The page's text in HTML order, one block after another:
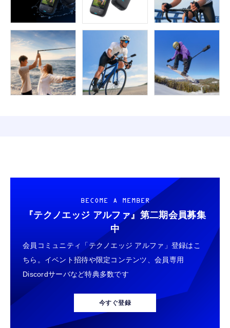
BECOME A MEMBER
『テクノエッジ アルファ』 第二期会員募集
中
会員コミュニティ「テクノエッジ アルファ」登録はこ
ちら。イベント招待や限定コンテンツ、会員専用
Discordサーバなど特典多数です
今すぐ登録